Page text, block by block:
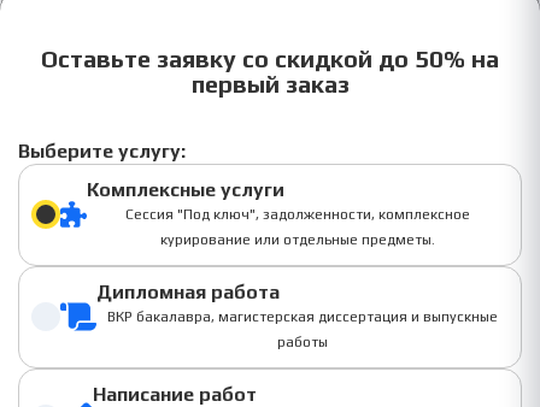
Оставьте заявку со скидкой до 50% на
первый заказ
Выберите услугу:
Комплексные услуги
Сессия "Под ключ", задолженности, комплексное
курирование или отдельные предметы.
Дипломная работа
ВКР бакалавра, магистерская диссертация и выпускные
работы
Написание работ